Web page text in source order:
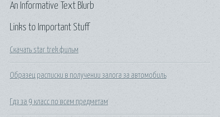
Links to Important Stuff
Скачать star trek фильм
Образец расписки в получении залога за автомобиль
Гдз за 9 класс по всем предметам
An Informative Text Blurb